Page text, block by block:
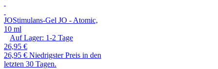
JOStimulans-Gel JO - Atomic,
10 ml
Auf Lager: 1-2 Tage
26,95 €
26,95 € Niedrigster Preis in den
letzten 30 Tagen.